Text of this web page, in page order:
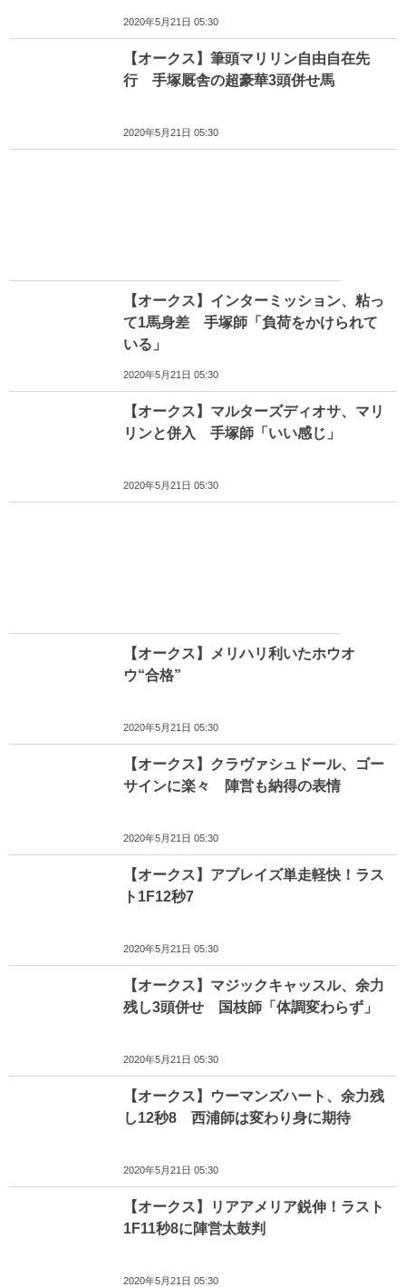
2020年5月21日 05:30
【オークス】筆頭マリリン自由自在先
行 手塚厩舎の超豪華3頭併せ馬
2020年5月21日 05:30
【オークス】インターミッション、粘っ
て1馬身差 手塚師「負荷をかけられて
いる」
2020年5月21日 05:30
【オークス】マルターズディオサ、マリ
リンと併入 手塚師「いい感じ」
2020年5月21日 05:30
【オークス】メリハリ利いたホウオ
ウ“合格”
2020年5月21日 05:30
【オークス】クラヴァシュドール、ゴー
サインに楽々 陣営も納得の表情
2020年5月21日 05:30
【オークス】アブレイズ単走軽快！ラス
ト1F12秒7
2020年5月21日 05:30
【オークス】マジックキャッスル、余力
残し3頭併せ 国枝師「体調変わらず」
2020年5月21日 05:30
【オークス】ウーマンズハート、余力残
し12秒8 西浦師は変わり身に期待
2020年5月21日 05:30
【オークス】リアアメリア鋭伸！ラスト
1F11秒8に陣営太鼓判
2020年5月21日 05:30